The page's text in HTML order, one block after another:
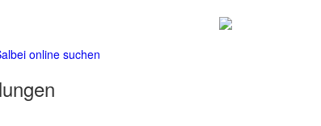
online suchen